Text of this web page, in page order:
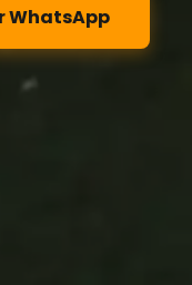
WhatsApp